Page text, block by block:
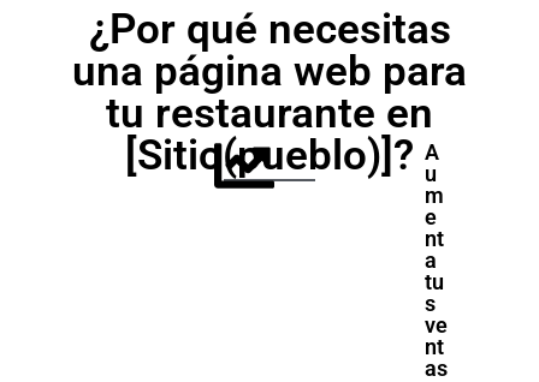
¿Por qué necesitas
una página web para
tu restaurante en
[Sitio(pueblo)]? A
u
m
e
nt
a
tu
s
ve
nt
as